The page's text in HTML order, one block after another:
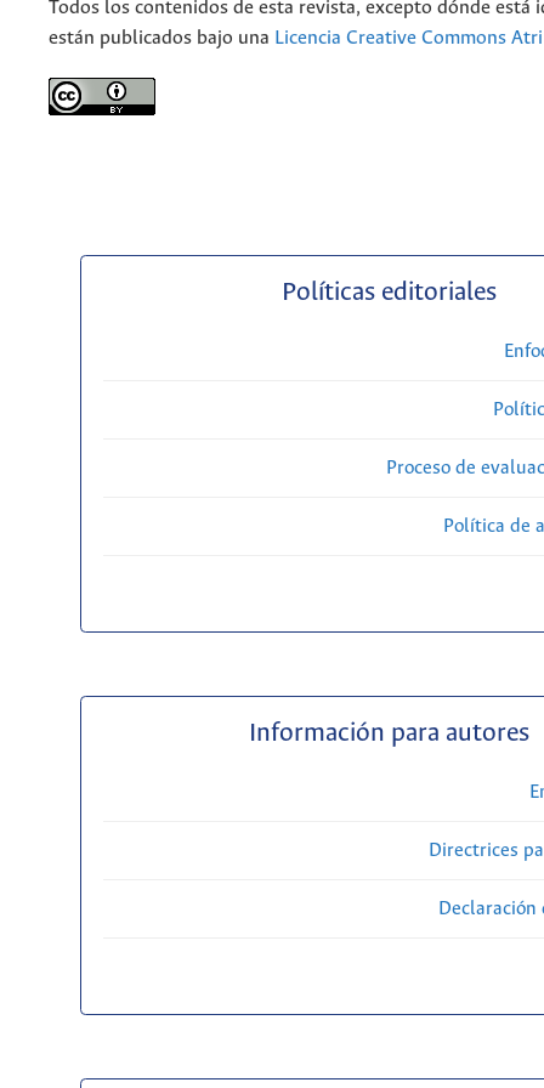
Todos los contenidos de esta revista, excepto dónde está
están publicados bajo una Licencia Creative Commons
Políticas editoriales
Proceso de
Política de
Información para autores
Directrices